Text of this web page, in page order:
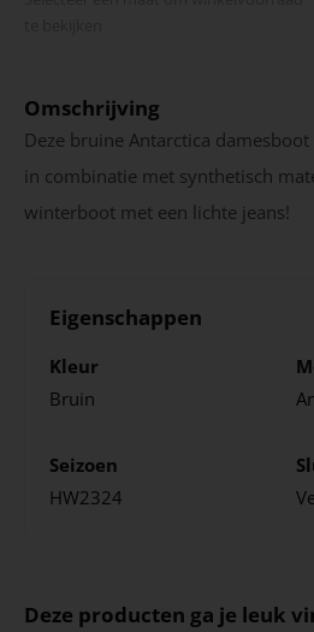
Omschrijving
Deze bruine Antarctica
in combinatie met synthetisch
winterboot met een lichte jeans!
Eigenschappen
Kleur
Bruin
Seizoen
HW2324
Deze producten ga je leuk